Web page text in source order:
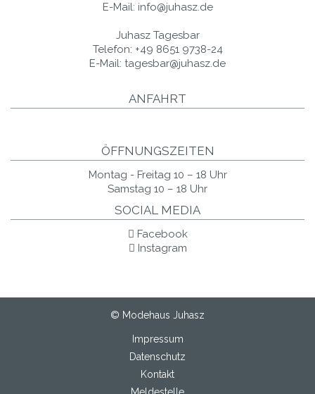
E-Mail: info@juhasz.de
Juhasz Tagesbar
Telefon: +49 8651 9738-24
E-Mail: tagesbar@juhasz.de
ANFAHRT
ÖFFNUNGSZEITEN
Montag - Freitag 10 – 18 Uhr
Samstag 10 – 18 Uhr
SOCIAL MEDIA
Facebook
Instagram
© Modehaus Juhasz
Impressum
Datenschutz
Kontakt